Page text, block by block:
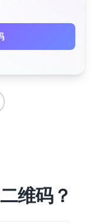
维码？